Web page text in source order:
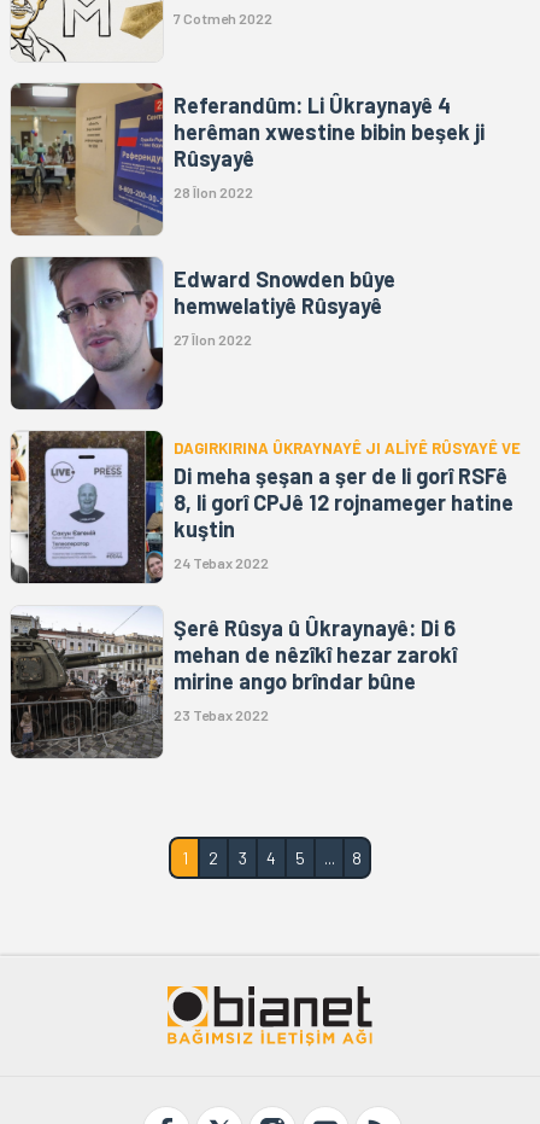
7 Cotmeh 2022
Referandûm: Li Ûkraynayê 4
herêman xwestine bibin beşek ji
Rûsyayê
28 Îlon 2022
Edward Snowden bûye
hemwelatiyê Rûsyayê
27 Îlon 2022
DAGIRKIRINA ÛKRAYNAYÊ JI ALİYÊ RÛSYAYÊ VE
Di meha şeşan a şer de li gorî RSFê
8, li gorî CPJê 12 rojnameger hatine
kuştin
24 Tebax 2022
Şerê Rûsya û Ûkraynayê: Di 6
mehan de nêzîkî hezar zarokî
mirine ango brîndar bûne
23 Tebax 2022
1 2 3 4 5 ... 8